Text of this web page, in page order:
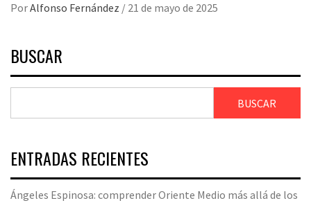
PorAlfonso Fernández / 21 de mayo de 2025
BUSCAR
BUSCAR
ENTRADAS RECIENTES
Ángeles Espinosa: comprender Oriente Medio más allá de los